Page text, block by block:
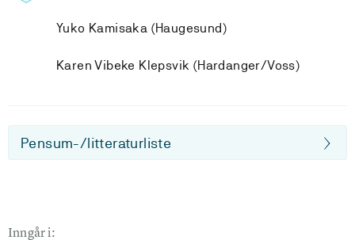
Yuko Kamisaka (Haugesund)
Karen Vibeke Klepsvik (Hardanger/Voss)
Pensum-/litteraturliste
Inngår i: